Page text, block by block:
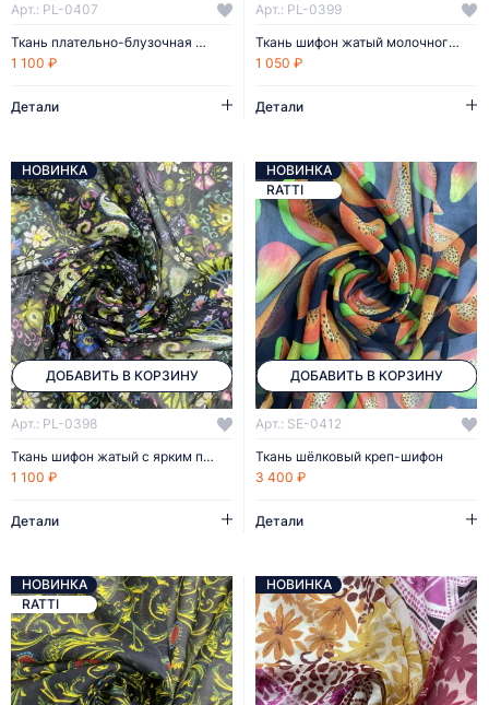
Арт.: PL-0407
Ткань плательно-блузочная шифон
1 100 ₽
Детали
Арт.: PL-0399
Ткань шифон жатый молочного цвета
1 050 ₽
Детали
ДОБАВИТЬ В КОРЗИНУ
НОВИНКА
Арт.: PL-0398
Ткань шифон жатый с ярким принтом
1 100 ₽
Детали
ДОБАВИТЬ В КОРЗИНУ
НОВИНКА
RATTI
Арт.: SE-0412
Ткань шёлковый креп-шифон
3 400 ₽
Детали
НОВИНКА
RATTI
НОВИНКА